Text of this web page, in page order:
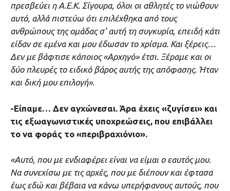
πρεσβεύει η Α.Ε.Κ. Σίγουρα, όλοι οι αθλητές το νιώθουν
αυτό, αλλά πιστεύω ότι επιλέχθηκα από τους
ανθρώπους της ομάδας σ’ αυτή τη συγκυρία, επειδή κάτι
είδαν σε εμένα και μου έδωσαν το χρίσμα. Και ξέρεις…
Δεν με βάφτισε κάποιος «Αρχηγό» έτσι. Ξέραμε και οι
δύο πλευρές το ειδικό βάρος αυτής της απόφασης. Ήταν
και δική μου επιλογή».
-Είπαμε… Δεν αγχώνεσαι. Άρα έχεις «ζυγίσει» και
τις εξωαγωνιστικές υποχρεώσεις, που επιβάλλει
το να φοράς το «περιβραχιόνιο».
«Αυτό, που με ενδιαφέρει είναι να είμαι ο εαυτός μου.
Να συνεχίσω με τις αρχές, που με διέπουν και έφτασα
έως εδώ και βέβαια να κάνω υπερήφανους αυτούς, που